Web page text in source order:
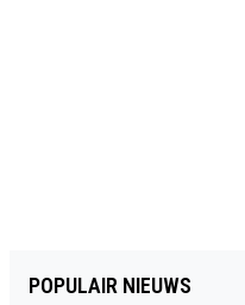
POPULAIR NIEUWS